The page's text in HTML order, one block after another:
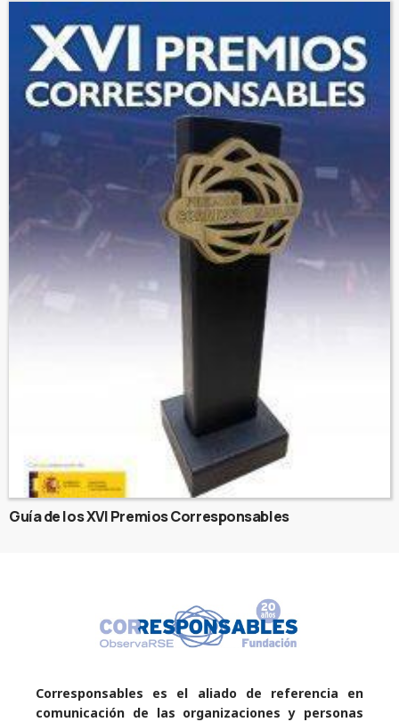
Guía de los XVI Premios Corresponsables
Corresponsables es el aliado de referencia en
comunicación de las organizaciones y personas